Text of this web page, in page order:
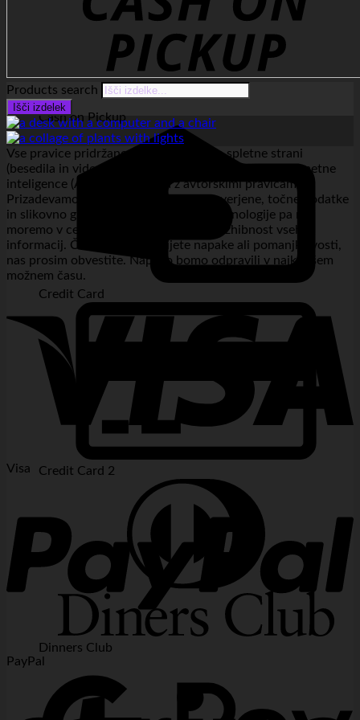
Cash on Pickup
Credit Card
Credit Card 2
Dinners Club
Products search
Išči izdelek
Vse pravice pridržane. Celotna vsebina spletne strani
(besedila in videoposnetki) je ustvarjena s pomočjo umetne
inteligence (AI) in je zaščitena z avtorskimi pravicami.
Prizadevamo si objavljati izključno preverjene, točne podatke
in slikovno gradivo. Zaradi narave AI tehnologije pa ne
moremo v celoti jamčiti za popolno brezhibnost vseh
informacij. Če na strani odkrijete napake ali pomanjkljivosti,
nas prosim obvestite. Napako bomo odpravili v najkrajšem
možnem času.
Visa
PayPal